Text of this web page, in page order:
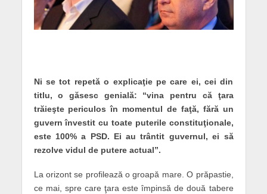
Ni se tot repetă o explicaţie pe care ei, cei din
titlu, o găsesc genială: “vina pentru că ţara
trăieşte periculos în momentul de faţă, fără un
guvern învestit cu toate puterile constituţionale,
este 100% a PSD. Ei au trântit guvernul, ei să
rezolve vidul de putere actual”.
La orizont se profilează o groapă mare. O prăpastie,
ce mai, spre care ţara este împinsă de două tabere